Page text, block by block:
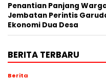
Penantian Panjang
Jembatan Perintis
Ekonomi Dua Desa
BERITA TERBARU
Berita